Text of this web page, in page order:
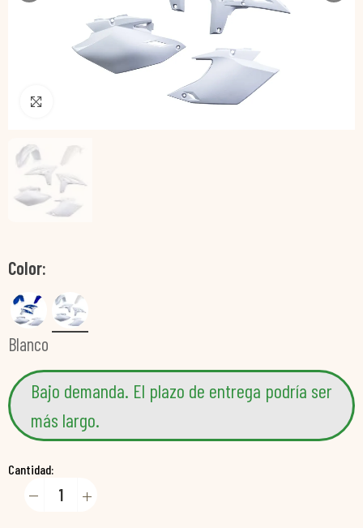
Pincha para agrandar
Color
Blanco
Bajo demanda. El plazo de entrega podría ser
más largo.
Cantidad: